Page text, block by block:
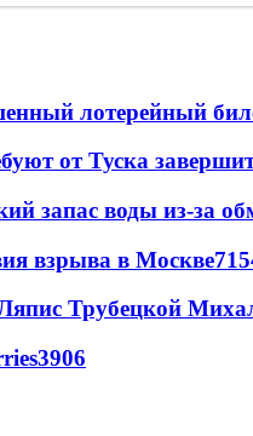
лотерейный
от Туска
запас воды из-за
взрыва в Москве
Трубецкой
3906